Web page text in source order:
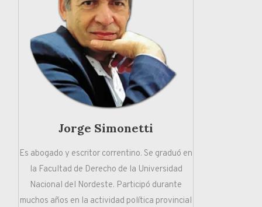
Jorge Simonetti
Es abogado y escritor correntino. Se graduó en
la Facultad de Derecho de la Universidad
Nacional del Nordeste. Participó durante
muchos años en la actividad política provincial